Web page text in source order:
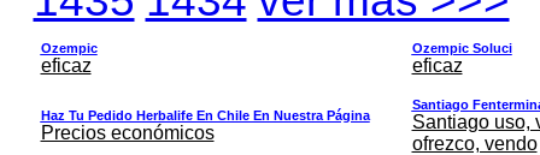
Ozempic
eficaz
Ozempic Soluci
eficaz
Haz Tu Pedido Herbalife En Chile En Nuestra Página
Precios económicos
Santiago
Santiago uso,
ofrezco, vendo